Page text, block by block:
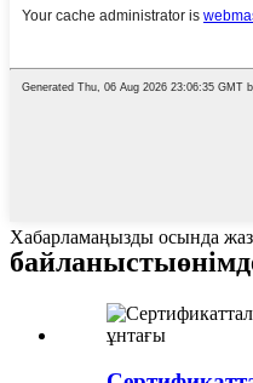
Хабарламаңызды осында
байланысты